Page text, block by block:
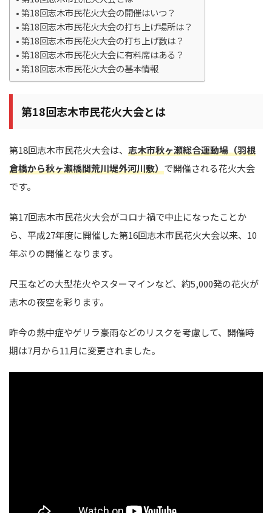
第18回志木市民花火大会の開催はいつ？
第18回志木市民花火大会の打ち上げ場所は？
第18回志木市民花火大会の打ち上げ数は？
第18回志木市民花火大会に有料席はある？
第18回志木市民花火大会の基本情報
第18回志木市民花火大会とは
第18回志木市民花火大会は、 志木市秋ヶ瀬総合運動場（羽根
倉橋から秋ヶ瀬橋間荒川堤外河川敷）で開催される花火大会
です。
第17回志木市民花火大会がコロナ禍で中止になったことか
ら、平成27年度に開催した第16回志木市民花火大会以来、10
年ぶりの開催となります。
尺玉などの大型花火やスターマインなど、約5,000発の花火が
志木の夜空を彩ります。
昨今の熱中症やゲリラ豪雨などのリスクを考慮して、開催時
期は7月から11月に変更されました。